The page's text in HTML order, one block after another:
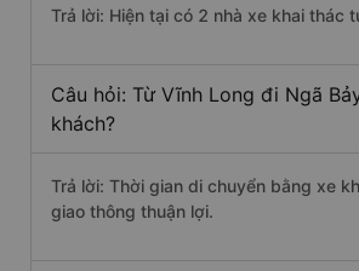
Trả lời: Hiện tại có 2 nhà xe khai thác
Câu hỏi: Từ Vĩnh Long đi Ngã
khách?
Trả lời: Thời gian di chuyển bằng xe
giao thông thuận lợi.